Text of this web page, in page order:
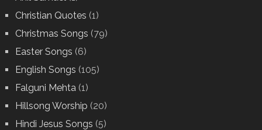
Christian Quotes (1)
Christmas Songs (79)
Easter Songs (6)
English Songs (105)
Falguni Mehta (1)
Hillsong Worship (20)
Hindi Jesus Songs (5)